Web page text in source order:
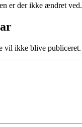
er der ikke ændret ved.
vil ikke blive publiceret.